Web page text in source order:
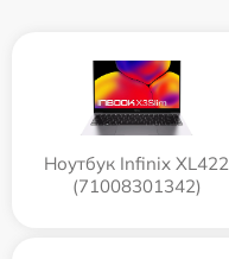
Ноутбук Infinix XL422
(71008301342)